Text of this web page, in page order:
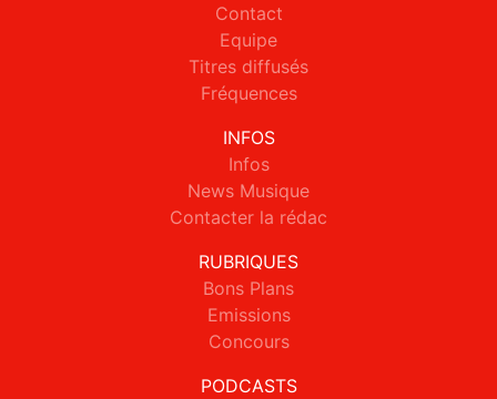
Contact
Equipe
Titres diffusés
Fréquences
INFOS
Infos
News Musique
Contacter la rédac
RUBRIQUES
Bons Plans
Emissions
Concours
PODCASTS